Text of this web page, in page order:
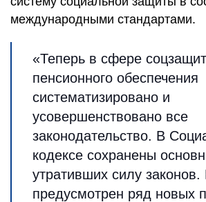
международными стандартами.
«Теперь в сфере
пенсионного обеспечения
систематизировано и
усовершенствовано все
законодательство. В
кодексе сохранены
утративших силу
предусмотрен ряд новых